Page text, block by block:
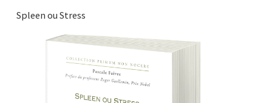
Spleen ou Stress